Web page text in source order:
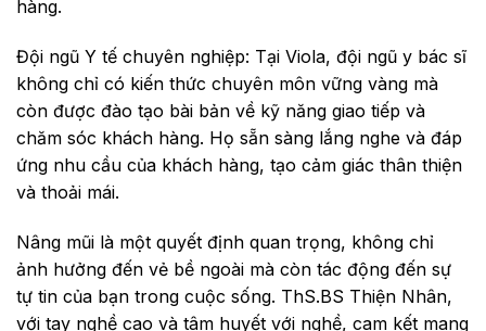
hàng.
Đội ngũ Y tế chuyên nghiệp: Tại Viola, đội ngũ y bác sĩ
không chỉ có kiến thức chuyên môn vững vàng mà
còn được đào tạo bài bản về kỹ năng giao tiếp và
chăm sóc khách hàng. Họ sẵn sàng lắng nghe và đáp
ứng nhu cầu của khách hàng, tạo cảm giác thân thiện
và thoải mái.
Nâng mũi là một quyết định quan trọng, không chỉ
ảnh hưởng đến vẻ bề ngoài mà còn tác động đến sự
tự tin của bạn trong cuộc sống. ThS.BS Thiện Nhân,
với tay nghề cao và tâm huyết với nghề, cam kết mang